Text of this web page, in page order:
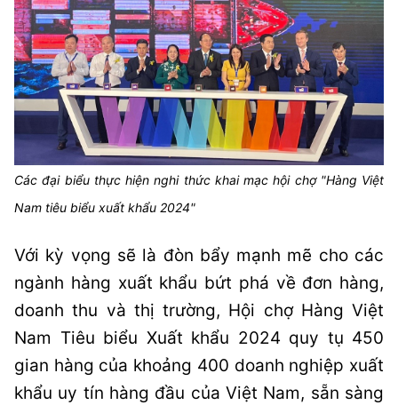
Các đại biểu thực hiện nghi thức khai mạc hội chợ "Hàng Việt
Nam tiêu biểu xuất khẩu 2024"
Với kỳ vọng sẽ là đòn bẩy mạnh mẽ cho các
ngành hàng xuất khẩu bứt phá về đơn hàng,
doanh thu và thị trường, Hội chợ Hàng Việt
Nam Tiêu biểu Xuất khẩu 2024 quy tụ 450
gian hàng của khoảng 400 doanh nghiệp xuất
khẩu uy tín hàng đầu của Việt Nam, sẵn sàng